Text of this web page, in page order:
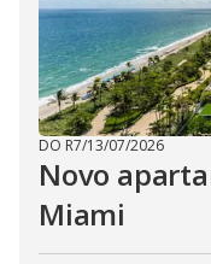
DO R7/13/07/2026
Novo
Miami